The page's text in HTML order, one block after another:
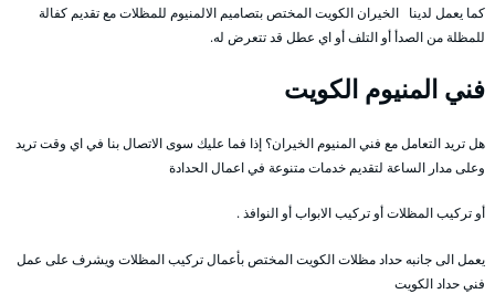
كما يعمل لدينا الخيران الكويت المختص بتصاميم الالمنيوم للمظلات مع تقديم كفالة
للمظلة من الصدأ أو التلف أو اي عطل قد تتعرض له.
فني المنيوم الكويت
هل تريد التعامل مع فني المنيوم الخيران؟ إذا فما عليك سوى الاتصال بنا في اي وقت تريد
وعلى مدار الساعة لتقديم خدمات متنوعة في اعمال الحدادة
أو تركيب المظلات أو تركيب الابواب أو النوافذ .
يعمل الى جانبه حداد مظلات الكويت المختص بأعمال تركيب المظلات ويشرف على عمل
فني حداد الكويت